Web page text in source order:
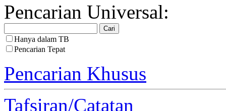
Pencarian Universal:
Hanya dalam TB
Pencarian Tepat
Pencarian Khusus
Tafsiran/Catatan